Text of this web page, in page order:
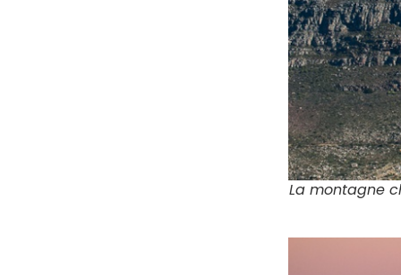
La montagne